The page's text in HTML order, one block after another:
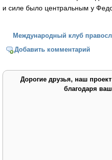
и силе было центральным у
Международный клуб
Добавить комментарий
Дорогие друзья, наш
благодаря